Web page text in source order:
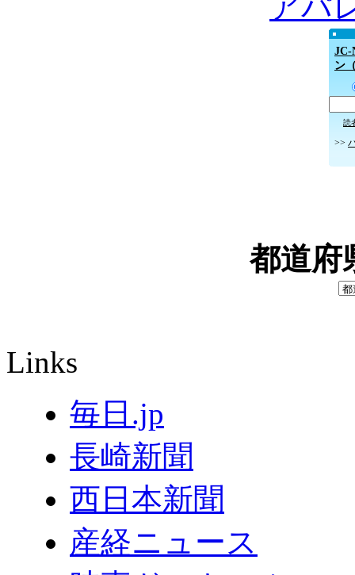
JC-
ン
読
>>
都道府
Links
毎日.jp
長崎新聞
西日本新聞
産経ニュース